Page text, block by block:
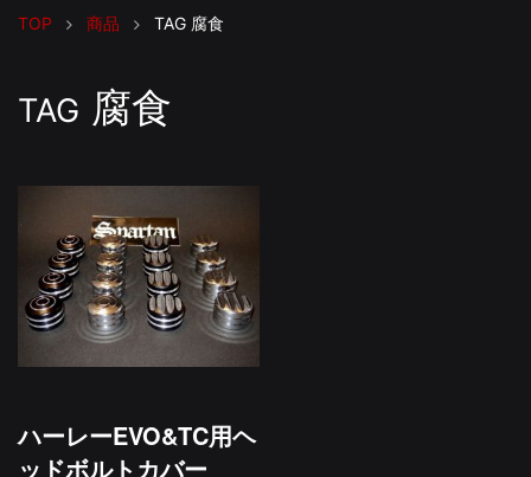
TOP 商品 TAG 腐食
TAG 腐食
ハーレーEVO&TC用ヘ
ッドボルトカバー